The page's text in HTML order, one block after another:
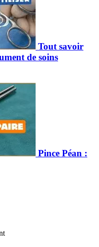
Tout savoir
de soins
Pince Péan :